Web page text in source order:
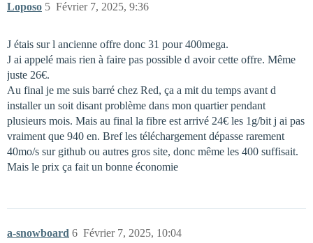
Loposo Février 7, 2025, 9:36
5
J étais sur l ancienne offre donc 31 pour 400mega.
J ai appelé mais rien à faire pas possible d avoir cette offre. Même
juste 26€.
Au final je me suis barré chez Red, ça a mit du temps avant d
installer un soit disant problème dans mon quartier pendant
plusieurs mois. Mais au final la fibre est arrivé 24€ les 1g/bit j ai pas
vraiment que 940 en. Bref les téléchargement dépasse rarement
40mo/s sur github ou autres gros site, donc même les 400 suffisait.
Mais le prix ça fait un bonne économie
a-snowboard Février 7, 2025, 10:04
6